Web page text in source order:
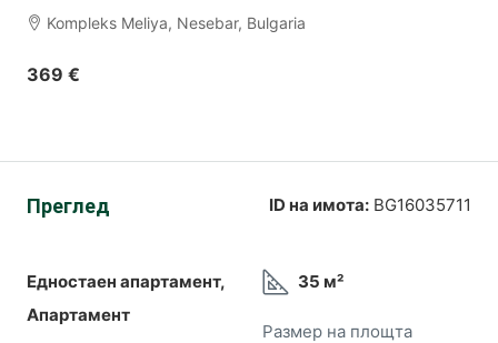
Kompleks Meliya, Nesebar, Bulgaria
369 €
Преглед ID на имота: BG16035711
Едностаен апартамент,
Апартамент
35 м²
Размер на площта